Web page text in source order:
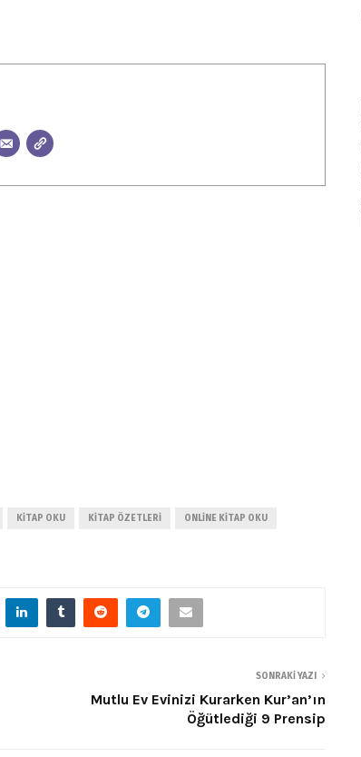
KITAP OKU KITAP ÖZETLERI ONLINE KITAP OKU
SONRAKI YAZI
Mutlu Ev Evinizi Kurarken Kur’an’ın
Öğütlediği 9 Prensip